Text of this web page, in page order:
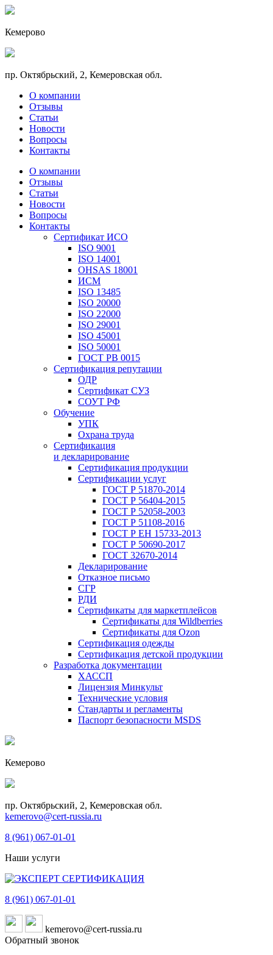
Кемерово
пр. Октябрьский, 2, Кемеровская обл.
О компании
Отзывы
Статьи
Новости
Вопросы
Контакты
О компании
Отзывы
Статьи
Новости
Вопросы
Контакты
Сертификат ИСО
ISO 9001
ISO 14001
OHSAS 18001
ИСМ
ISO 13485
ISO 20000
ISO 22000
ISO 29001
ISO 45001
ISO 50001
ГОСТ РВ 0015
Сертификация репутации
ОДР
Сертификат СУЗ
СОУТ РФ
Обучение
УПК
Охрана труда
Сертификация
и декларирование
Сертификация продукции
Сертификации услуг
ГОСТ Р 51870-2014
ГОСТ Р 56404-2015
ГОСТ Р 52058-2003
ГОСТ Р 51108-2016
ГОСТ Р ЕН 15733-2013
ГОСТ Р 50690-2017
ГОСТ 32670-2014
Декларирование
Отказное письмо
СГР
РДИ
Сертификаты для маркетплейсов
Сертификаты для Wildberries
Сертификаты для Ozon
Сертификация одежды
Сертификация детской продукции
Разработка документации
ХАССП
Лицензия Минкульт
Технические условия
Стандарты и регламенты
Паспорт безопасности MSDS
Кемерово
пр. Октябрьский, 2, Кемеровская обл.
kemerovo@cert-russia.ru
8 (961) 067-01-01
Наши услуги
8 (961) 067-01-01
kemerovo@cert-russia.ru
Обратный звонок